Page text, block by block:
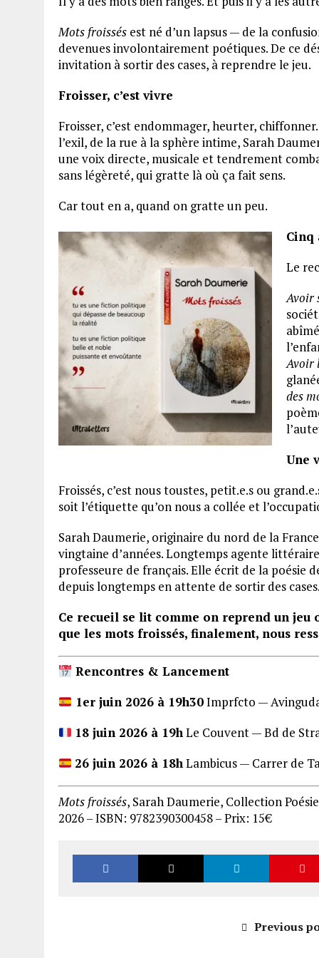
Mots froissés est né d’un lapsus — de la
devenues involontairement poétiques. De ce
invitation à sortir des cases, à reprendre le jeu.
Froisser, c’est vivre
Froisser, c’est endommager, heurter,
l’exil, de la rue à la sphère intime, Sarah
une voix directe, musicale et tendrement
sans légèreté, qui gratte là où ça fait sens.
Car tout en a, quand on gratte un peu.
Cinq
Le
Avoir
Avoir
des
Une
Froissés, c’est nous toustes, petit.e.s ou
soit l’étiquette qu’on nous a collée et
Sarah Daumerie, originaire du nord de la
vingtaine d’années. Longtemps agente
professeure de français. Elle écrit de la
depuis longtemps en attente de sortir des cases.
Ce recueil se lit comme on reprend un jeu
que les mots froissés, finalement, nous
Rencontres & Lancement
1er juin 2026 à 19h30Imprfcto —
18 juin 2026 à 19hLe Couvent — Bd de
26 juin 2026 à 18hLambicus — Carrer de
Mots froissés, Sarah Daumerie, Collection
2026 – ISBN: 9782390300458 – Prix: 15€
Previous